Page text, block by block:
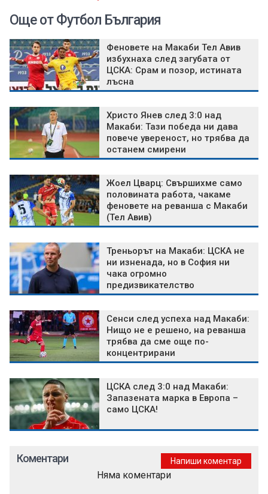
Още от Футбол България
Феновете на Макаби Тел Авив
избухнаха след загубата от
ЦСКА: Срам и позор, истината
лъсна
Христо Янев след 3:0 над
Макаби: Тази победа ни дава
повече увереност, но трябва да
останем смирени
Жоел Цварц: Свършихме само
половината работа, чакаме
феновете на реванша с Макаби
(Тел Авив)
Треньорът на Макаби: ЦСКА не
ни изненада, но в София ни
чака огромно
предизвикателство
Сенси след успеха над Макаби:
Нищо не е решено, на реванша
трябва да сме още по-
концентрирани
ЦСКА след 3:0 над Макаби:
Запазената марка в Европа –
само ЦСКА!
Коментари Напиши коментар
Няма коментари